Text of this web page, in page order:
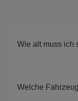
Wie alt muss ich
Welche